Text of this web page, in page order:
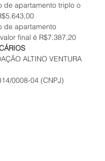
de apartamento triplo o
de apartamento
final é R$7.387,20
ALTINO VENTURA
0008-04 (CNPJ)